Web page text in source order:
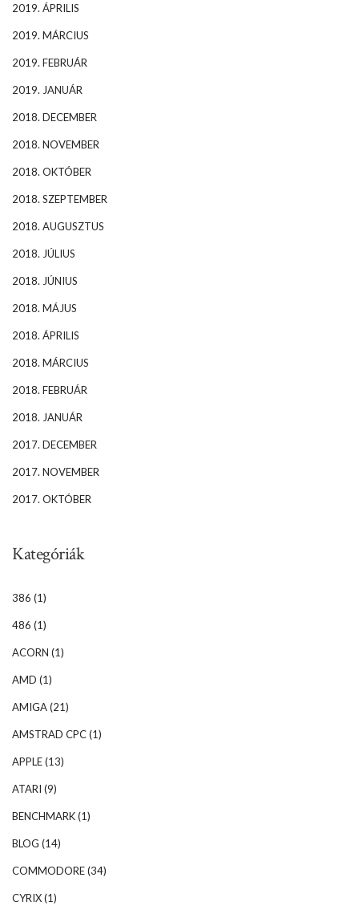
2019. ÁPRILIS
2019. MÁRCIUS
2019. FEBRUÁR
2019. JANUÁR
2018. DECEMBER
2018. NOVEMBER
2018. OKTÓBER
2018. SZEPTEMBER
2018. AUGUSZTUS
2018. JÚLIUS
2018. JÚNIUS
2018. MÁJUS
2018. ÁPRILIS
2018. MÁRCIUS
2018. FEBRUÁR
2018. JANUÁR
2017. DECEMBER
2017. NOVEMBER
2017. OKTÓBER
Kategóriák
386 (1)
486 (1)
ACORN (1)
AMD (1)
AMIGA(21)
AMSTRAD CPC(1)
APPLE(13)
ATARI (9)
BENCHMARK(1)
BLOG (14)
COMMODORE(34)
CYRIX(1)